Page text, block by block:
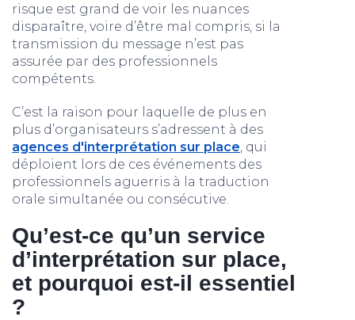
risque est grand de voir les nuances
disparaître, voire d’être mal compris, si la
transmission du message n’est pas
assurée par des professionnels
compétents.
C’est la raison pour laquelle de plus en
plus d’organisateurs s’adressent à des
agences d'interprétation sur place, qui
déploient lors de ces événements des
professionnels aguerris à la traduction
orale simultanée ou consécutive.
Qu’est-ce qu’un service
d’interprétation sur place,
et pourquoi est-il essentiel
?